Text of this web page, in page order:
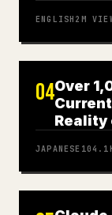
ENGLISH 2M
04Over
Reality
JAPANESE